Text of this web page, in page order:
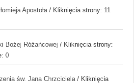
Apostoła / Kliknięcia strony: 11
Bożej Różańcowej / Kliknięcia strony:
0
św. Jana Chrzciciela / Kliknięcia